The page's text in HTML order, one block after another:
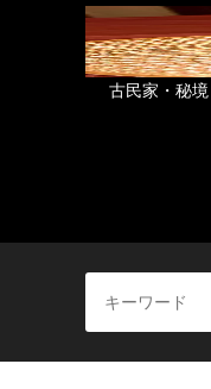
古民家・秘